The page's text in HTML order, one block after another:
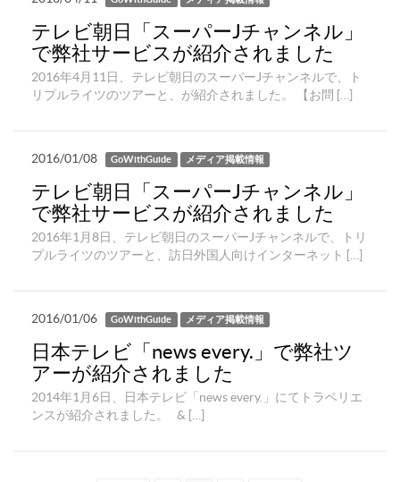
テレビ朝日「スーパーJチャンネル」
で弊社サービスが紹介されました
2016年4月11日、テレビ朝日のスーパーJチャンネルで、ト
リプルライツのツアーと、が紹介されました。 【お問 […]
2016/01/08 GoWithGuide メディア掲載情報
テレビ朝日「スーパーJチャンネル」
で弊社サービスが紹介されました
2016年1月8日、テレビ朝日のスーパーJチャンネルで、トリ
プルライツのツアーと、訪日外国人向けインターネット […]
2016/01/06 GoWithGuide メディア掲載情報
日本テレビ「news every.」で弊社ツ
アーが紹介されました
2014年1月6日、日本テレビ「news every.」にてトラベリエ
ンスが紹介されました。 & […]